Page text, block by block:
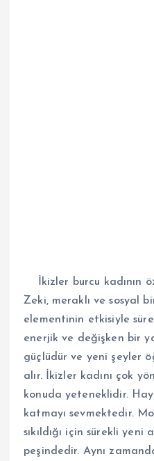
İkizler burcu kadının
Zeki, meraklı ve sosyal
elementinin etkisiyle
enerjik ve değişken bir
güçlüdür ve yeni şeyler
alır. İkizler kadını çok
konuda yeteneklidir.
katmayı sevmektedir.
sıkıldığı için sürekli
peşindedir. Aynı